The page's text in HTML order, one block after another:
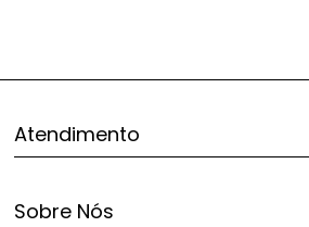
Atendimento
Sobre Nós